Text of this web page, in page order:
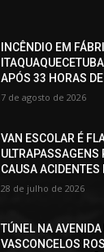
INCÊNDIO EM
APÓS 33 HORAS
7 de agosto de 2026
VAN ESCOLAR É
ULTRAPASSAGENS
CAUSA
28 de julho de 2026
TÚNEL NA
VASCONCELOS